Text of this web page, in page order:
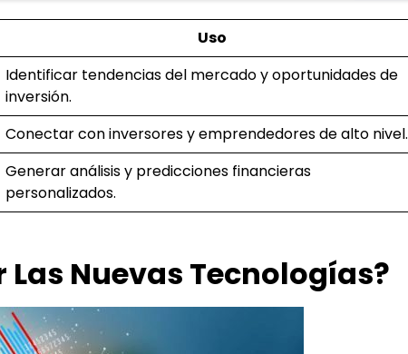
Uso
Identificar tendencias del mercado y oportunidades de
inversión.
Conectar con inversores y emprendedores de alto nivel.
Generar análisis y predicciones financieras
personalizados.
Nuevas Tecnologías?